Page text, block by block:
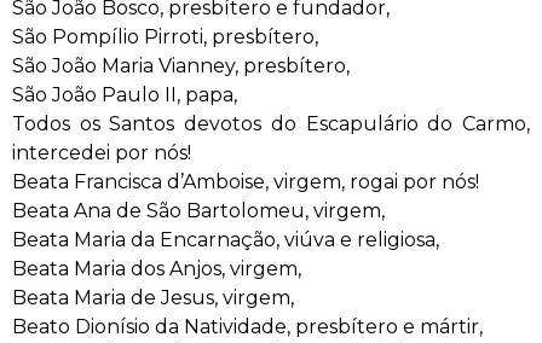
São João Bosco, presbítero e fundador,
São Pompílio Pirroti, presbítero,
São João Maria Vianney, presbítero,
São João Paulo II, papa,
Todos os Santos devotos do Escapulário do Carmo,
intercedei por nós!
Beata Francisca d’Amboise, virgem, rogai por nós!
Beata Ana de São Bartolomeu, virgem,
Beata Maria da Encarnação, viúva e religiosa,
Beata Maria dos Anjos, virgem,
Beata Maria de Jesus, virgem,
Beato Dionísio da Natividade, presbítero e mártir,